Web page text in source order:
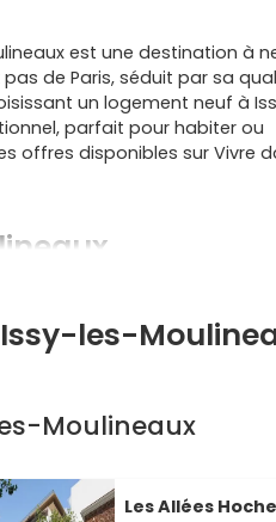
est une destination à
de Paris, séduit par sa
un logement neuf à
parfait pour habiter ou
offres disponibles sur Vivre
notamment grâce à ses
un investissement à long
les-
Moulineaux
Les Allées Hoche